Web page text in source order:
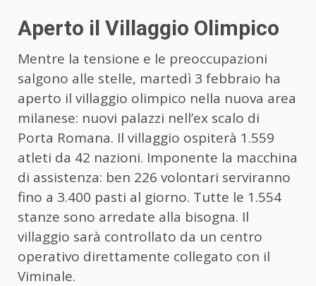
Aperto il Villaggio Olimpico
Mentre la tensione e le preoccupazioni
salgono alle stelle, martedì 3 febbraio ha
aperto il villaggio olimpico nella nuova area
milanese: nuovi palazzi nell’ex scalo di
Porta Romana. Il villaggio ospiterà 1.559
atleti da 42 nazioni. Imponente la macchina
di assistenza: ben 226 volontari serviranno
fino a 3.400 pasti al giorno. Tutte le 1.554
stanze sono arredate alla bisogna. Il
villaggio sarà controllato da un centro
operativo direttamente collegato con il
Viminale.